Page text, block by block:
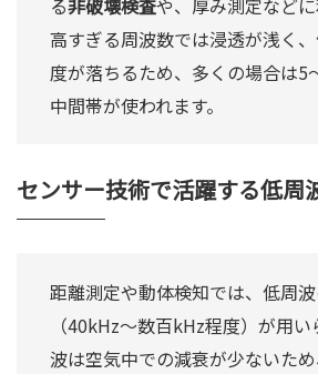
る非破壊検査や、厚み測定などに
高すぎる周波数では浸透が浅く
度が落ちるため、多くの場合は5
中間帯が使われます。
センサー技術で活躍する低周
距離測定や動体検知では、低周
（40kHz～数百kHz程度）が用
波は空気中での減衰が少ないた